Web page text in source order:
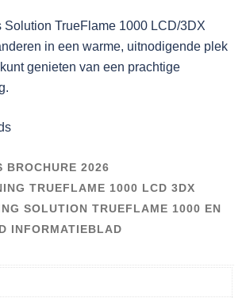
Solution TrueFlame 1000 LCD/3DX
in een warme, uitnodigende plek
genieten van een prachtige
BROCHURE 2026
TRUEFLAME 1000 LCD 3DX
SOLUTION TRUEFLAME 1000 EN
INFORMATIEBLAD